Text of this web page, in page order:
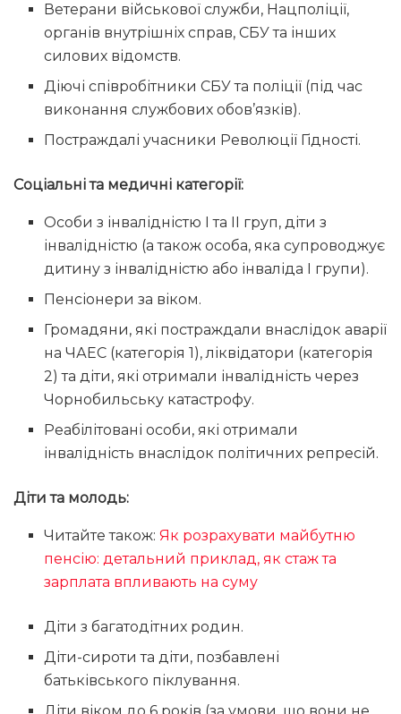
Ветерани військової служби, Нацполіції,
органів внутрішніх справ, СБУ та інших
силових відомств.
Діючі співробітники СБУ та поліції (під час
виконання службових обов’язків).
Постраждалі учасники Революції Гідності.
Соціальні та медичні категорії:
Особи з інвалідністю І та ІІ груп, діти з
інвалідністю (а також особа, яка супроводжує
дитину з інвалідністю або інваліда І групи).
Пенсіонери за віком.
Громадяни, які постраждали внаслідок аварії
на ЧАЕС (категорія 1), ліквідатори (категорія
2) та діти, які отримали інвалідність через
Чорнобильську катастрофу.
Реабілітовані особи, які отримали
інвалідність внаслідок політичних репресій.
Діти та молодь:
Читайте також:Як розрахувати майбутню
пенсію: детальний приклад, як стаж та
зарплата впливають на суму
Діти з багатодітних родин.
Діти-сироти та діти, позбавлені
батьківського піклування.